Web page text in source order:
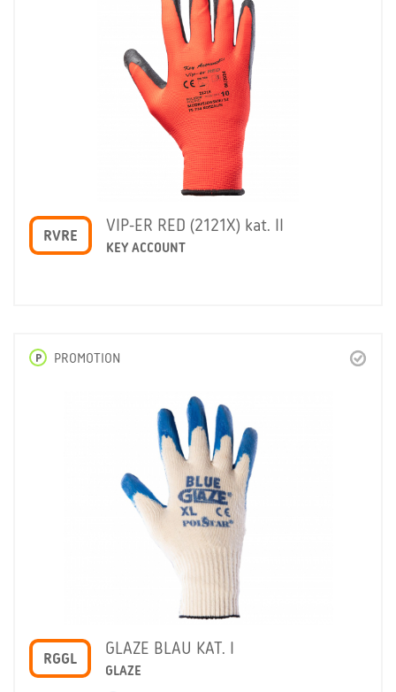
RVRE
VIP-ER RED (2121X) kat. II
KEY ACCOUNT
P PROMOTION
RGGL
GLAZE BLAU KAT. I
GLAZE